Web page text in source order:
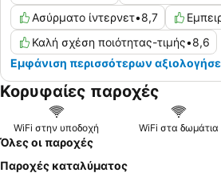
Ασύρματο ίντερνετ•8,7
Καλή σχέση ποιότητας-τιμής•8,6
Εμφάνιση περισσότερων
Κορυφαίες παροχές
WiFi στην υποδοχή WiFi στα δωμάτια
Όλες οι παροχές
Παροχές καταλύματος